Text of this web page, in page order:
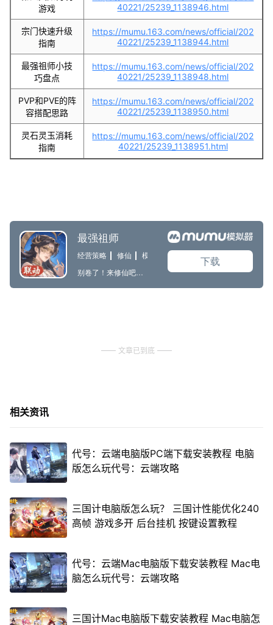
游戏
40221/25239_1138946.html
宗门快速升级
指南
https://mumu.163.com/news/official/202
40221/25239_1138944.html
最强祖师小技
巧盘点
https://mumu.163.com/news/official/202
40221/25239_1138948.html
PVP和PVE的阵
容搭配思路
https://mumu.163.com/news/official/202
40221/25239_1138950.html
灵石灵玉消耗
指南
https://mumu.163.com/news/official/202
40221/25239_1138951.html
文章已到底
相关资讯
代号：云端电脑版PC端下载安装教程 电脑
版怎么玩代号：云端攻略
三国计电脑版怎么玩？ 三国计性能优化240
高帧 游戏多开 后台挂机 按键设置教程
代号：云端Mac电脑版下载安装教程 Mac电
脑怎么玩代号：云端攻略
三国计Mac电脑版下载安装教程 Mac电脑怎